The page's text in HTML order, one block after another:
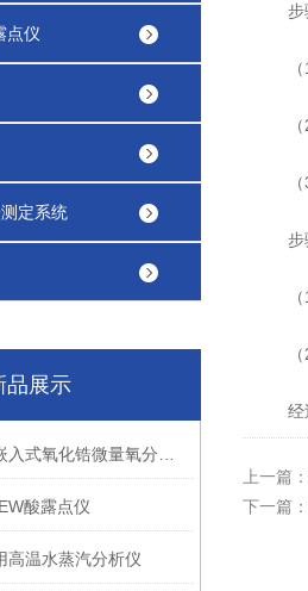
点仪
定系统
品展示
酸露点仪
高温水蒸汽分析仪
步骤
（1
（2
（3
步骤
（1
（2
经过
上一篇：
下一篇：